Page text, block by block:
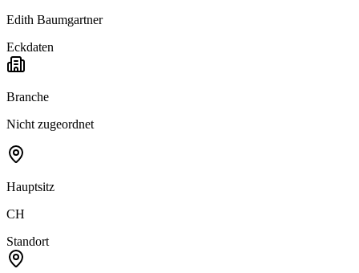
Edith Baumgartner
Eckdaten
Branche
Nicht zugeordnet
Hauptsitz
CH
Standort